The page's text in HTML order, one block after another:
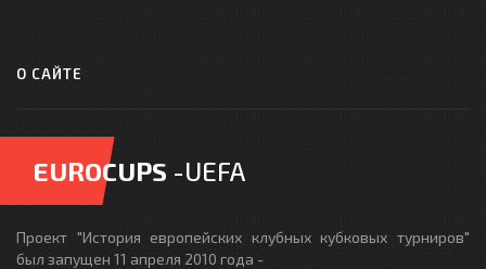
О САЙТЕ
EUROCUPS -UEFA
Проект "История европейских клубных кубковых турниров"
был запущен 11 апреля 2010 года -